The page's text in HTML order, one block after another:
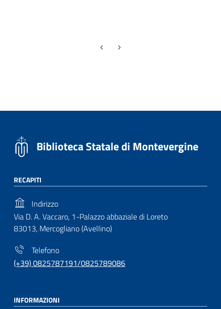
Previous pageNext page
Biblioteca Statale di Montevergine
RECAPITI
Indirizzo
Via D. A. Vaccaro, 1-Palazzo abbaziale di Loreto
83013, Mercogliano (Avellino)
Telefono
(+39) 0825787191/0825789086
INFORMAZIONI